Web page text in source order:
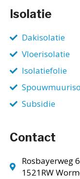
Isolatie
Dakisolatie
Vloerisolatie
Isolatiefolie
Subsidie
Contact
Rosbayerweg
1521RW